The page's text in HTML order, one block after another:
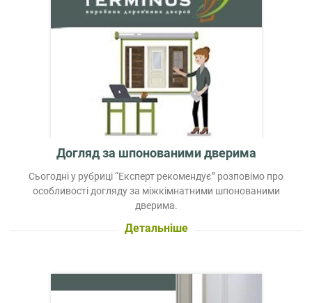
Догляд за шпонованими дверима
Сьогодні у рубриці “Експерт рекомендує” розповімо про
особливості догляду за міжкімнатними шпонованими
дверима.
Детальніше